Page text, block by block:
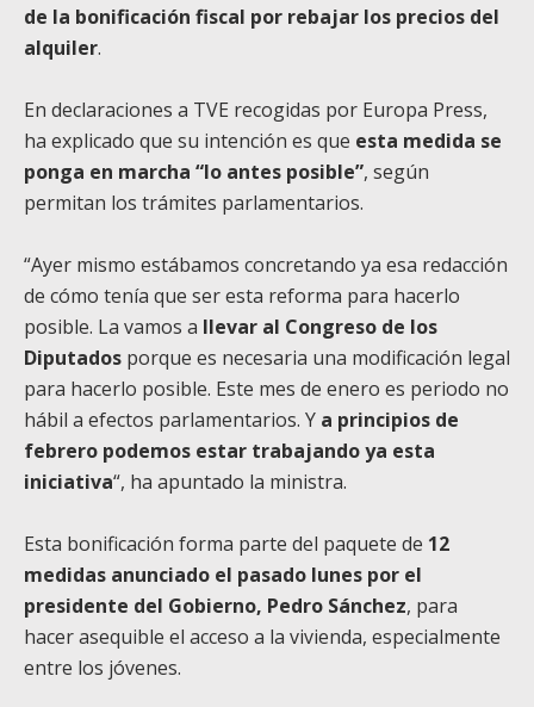
de la bonificación fiscal por rebajar los precios del
alquiler.
En declaraciones a TVE recogidas por Europa Press,
ha explicado que su intención es que esta medida se
ponga en marcha “lo antes posible”, según
permitan los trámites parlamentarios.
“Ayer mismo estábamos concretando ya esa redacción
de cómo tenía que ser esta reforma para hacerlo
posible. La vamos a llevar al Congreso de los
Diputados porque es necesaria una modificación legal
para hacerlo posible. Este mes de enero es periodo no
hábil a efectos parlamentarios. Y a principios de
febrero podemos estar trabajando ya esta
iniciativa“, ha apuntado la ministra.
Esta bonificación forma parte del paquete de 12
medidas anunciado el pasado lunes por el
presidente del Gobierno, Pedro Sánchez, para
hacer asequible el acceso a la vivienda, especialmente
entre los jóvenes.